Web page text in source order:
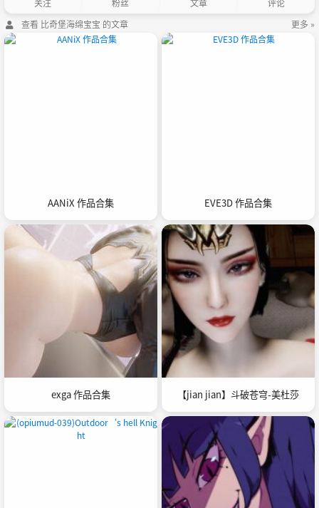
查看 比奇堡海绵宝宝 的文章
更多 »
AANiX 作品合集 EVE3D 作品合集
exga 作品合集 【jian jian】斗破苍穹-美杜莎